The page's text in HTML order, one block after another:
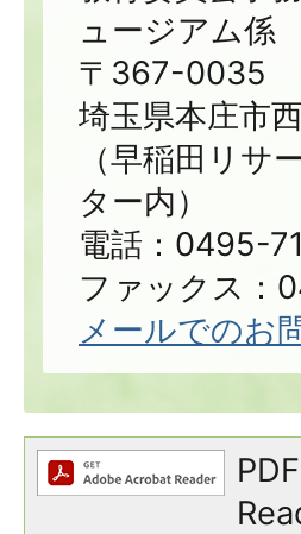
ュージアム係
〒367-0035
埼玉県本庄市
（早稲田リ
ター内）
電話：0495-
ファックス：
メールでのお